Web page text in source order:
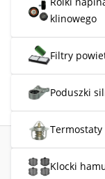
klinowego
Filtry
Poduszki
Klocki